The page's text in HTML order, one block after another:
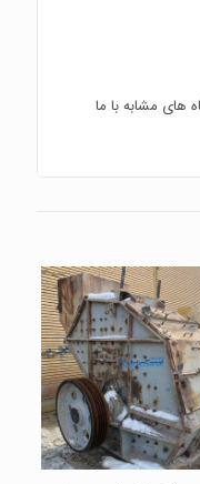
های مشابه با ما